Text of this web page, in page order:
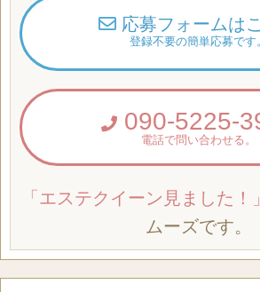
応募フォームは
登録不要の簡単応募です
090-5225-
電話で問い合わせる。
「エステクイーン見ました！」
ムーズです。